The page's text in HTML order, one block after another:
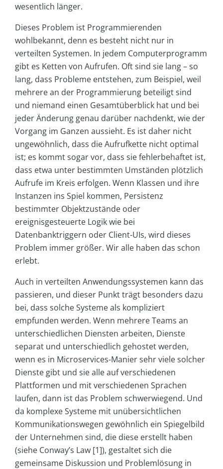
wesentlich länger.
Dieses Problem ist Programmierenden
wohlbekannt, denn es besteht nicht nur in
verteilten Systemen. In jedem Computerprogramm
gibt es Ketten von Aufrufen. Oft sind sie lang – so
lang, dass Probleme entstehen, zum Beispiel, weil
mehrere an der Programmierung beteiligt sind
und niemand einen Gesamtüberblick hat und bei
jeder Änderung genau darüber nachdenkt, wie der
Vorgang im Ganzen aussieht. Es ist daher nicht
ungewöhnlich, dass die Aufrufkette nicht optimal
ist; es kommt sogar vor, dass sie fehlerbehaftet ist,
dass etwa unter bestimmten Umständen plötzlich
Aufrufe im Kreis erfolgen. Wenn Klassen und ihre
Instanzen ins Spiel kommen, Persistenz
bestimmter Objektzustände oder
ereignisgesteuerte Logik wie bei
Datenbanktriggern oder Client-UIs, wird dieses
Problem immer größer. Wir alle haben das schon
erlebt.
Auch in verteilten Anwendungssystemen kann das
passieren, und dieser Punkt trägt besonders dazu
bei, dass solche Systeme als kompliziert
empfunden werden. Wenn mehrere Teams an
unterschiedlichen Diensten arbeiten, Dienste
separat und unterschiedlich gehostet werden,
wenn es in Microservices-Manier sehr viele solcher
Dienste gibt und sie alle auf verschiedenen
Plattformen und mit verschiedenen Sprachen
laufen, dann ist das Problem schwerwiegend. Und
da komplexe Systeme mit unübersichtlichen
Kommunikationswegen gewöhnlich ein Spiegelbild
der Unternehmen sind, die diese erstellt haben
(siehe Conway’s Law [1]), gestaltet sich die
gemeinsame Diskussion und Problemlösung in